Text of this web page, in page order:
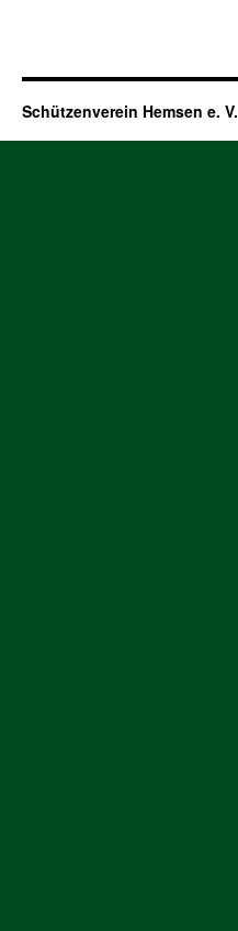
Schützenverein Hemsen e. V.